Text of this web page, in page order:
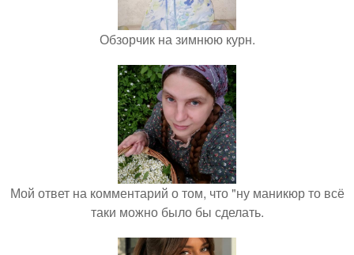
Обзорчик на зимнюю курн.
Мой ответ на комментарий о том, что "ну маникюр то всё
таки можно было бы сделать.